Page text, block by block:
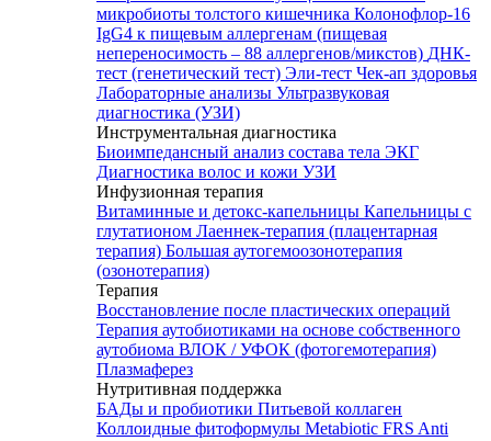
микробиоты толстого кишечника Колонофлор-16
IgG4 к пищевым аллергенам (пищевая
непереносимость – 88 аллергенов/микстов) ДНК-
тест (генетический тест) Эли-тест Чек-ап здоровья
Лабораторные анализы Ультразвуковая
диагностика (УЗИ)
Инструментальная диагностика
Биоимпедансный анализ состава тела ЭКГ
Диагностика волос и кожи УЗИ
Инфузионная терапия
Витаминные и детокс-капельницы Капельницы с
глутатионом Лаеннек-терапия (плацентарная
терапия) Большая аутогемоозонотерапия
(озонотерапия)
Терапия
Восстановление после пластических операций
Терапия аутобиотиками на основе собственного
аутобиома ВЛОК / УФОК (фотогемотерапия)
Плазмаферез
Нутритивная поддержка
БАДы и пробиотики Питьевой коллаген
Коллоидные фитоформулы Metabiotic FRS Anti